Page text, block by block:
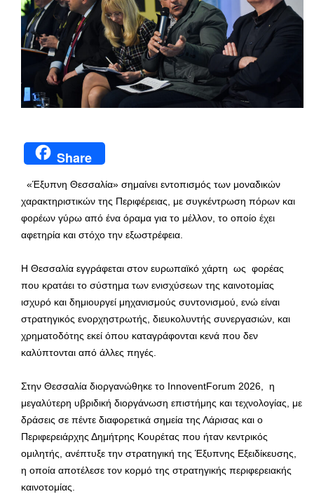
Share
«Έξυπνη Θεσσαλία» σημαίνει εντοπισμός των μοναδικών
χαρακτηριστικών της Περιφέρειας, με συγκέντρωση πόρων και
φορέων γύρω από ένα όραμα για το μέλλον, το οποίο έχει
αφετηρία και στόχο την εξωστρέφεια.
Η Θεσσαλία εγγράφεται στον ευρωπαϊκό χάρτη ως φορέας
που κρατάει το σύστημα των ενισχύσεων της καινοτομίας
ισχυρό και δημιουργεί μηχανισμούς συντονισμού, ενώ είναι
στρατηγικός ενορχηστρωτής, διευκολυντής συνεργασιών, και
χρηματοδότης εκεί όπου καταγράφονται κενά που δεν
καλύπτονται από άλλες πηγές.
Στην Θεσσαλία διοργανώθηκε το InnoventForum 2026, η
μεγαλύτερη υβριδική διοργάνωση επιστήμης και τεχνολογίας, με
δράσεις σε πέντε διαφορετικά σημεία της Λάρισας και ο
Περιφερειάρχης Δημήτρης Κουρέτας που ήταν κεντρικός
ομιλητής, ανέπτυξε την στρατηγική της Έξυπνης Εξειδίκευσης,
η οποία αποτέλεσε τον κορμό της στρατηγικής περιφερειακής
καινοτομίας.